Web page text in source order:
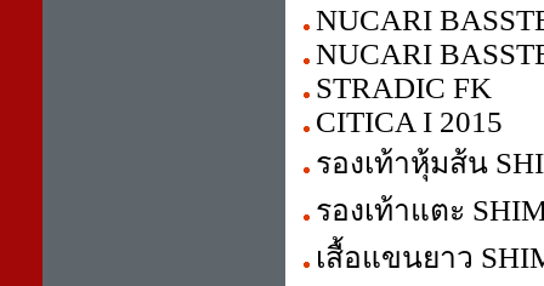
NUCARI
NUCARI
STRADIC FK
CITICA I 2015
รองเท้าหุ้มส้น
รองเท้าแตะ
เสื้อแขนยาว